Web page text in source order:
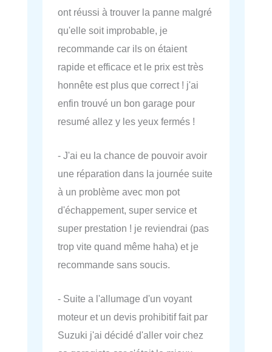
ont réussi à trouver la panne malgré
qu'elle soit improbable, je
recommande car ils on étaient
rapide et efficace et le prix est très
honnête est plus que correct ! j'ai
enfin trouvé un bon garage pour
resumé allez y les yeux fermés !
- J'ai eu la chance de pouvoir avoir
une réparation dans la journée suite
à un problème avec mon pot
d'échappement, super service et
super prestation ! je reviendrai (pas
trop vite quand même haha) et je
recommande sans soucis.
- Suite a l'allumage d'un voyant
moteur et un devis prohibitif fait par
Suzuki j'ai décidé d'aller voir chez